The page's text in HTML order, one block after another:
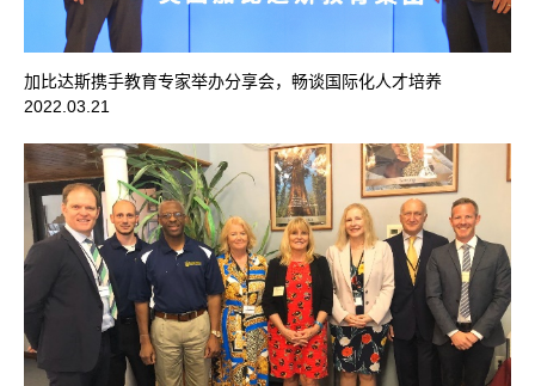
加比达斯携手教育专家举办分享会，畅谈国际化人才培养
2022.03.21